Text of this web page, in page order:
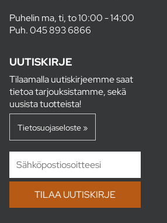
Puhelin ma, ti, to 10:00 - 14:00
Puh.045 893 6866
UUTISKIRJE
Tilaamalla uutiskirjeemme saat
tietoa tarjouksistamme, sekä
uusista tuotteista!
Tietosuojaseloste »